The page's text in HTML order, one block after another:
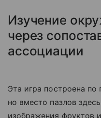
Изучение
через
ассоциации
Эта игра построена по
но вместо пазлов
изображения фруктов